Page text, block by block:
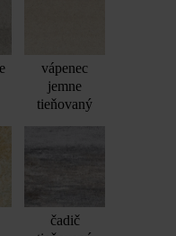
vápenec
jemne
tieňovaný
čadič